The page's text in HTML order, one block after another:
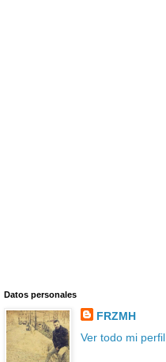
Datos personales
FRZMH
Ver todo mi perfil